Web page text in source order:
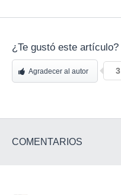
¿Te gustó este artículo?
Agradecer al autor 3
COMENTARIOS